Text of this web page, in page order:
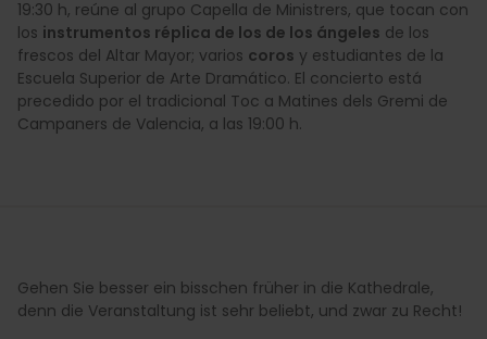
19:30 h, reúne al grupo Capella de Ministrers, que tocan con
los instrumentos réplica de los de los ángeles de los
frescos del Altar Mayor; varios coros y estudiantes de la
Escuela Superior de Arte Dramático. El concierto está
precedido por el tradicional Toc a Matines dels Gremi de
Campaners de Valencia, a las 19:00 h.
Gehen Sie besser ein bisschen früher in die Kathedrale,
denn die Veranstaltung ist sehr beliebt, und zwar zu Recht!